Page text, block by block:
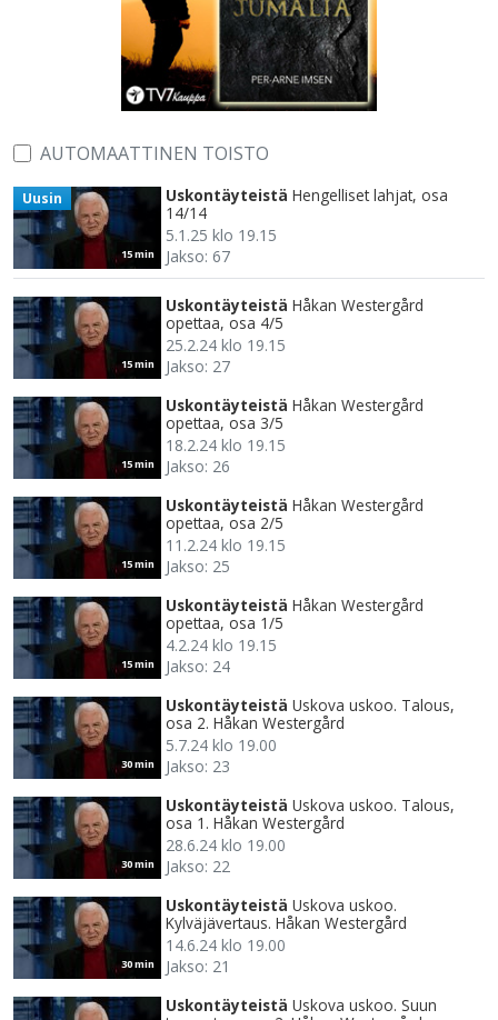
AUTOMAATTINEN TOISTO
15 min
Uusin Uskontäyteistä Hengelliset lahjat, osa
14/14
5.1.25 klo 19.15
Jakso: 67
15 min
Uskontäyteistä Håkan Westergård
opettaa, osa 4/5
25.2.24 klo 19.15
Jakso: 27
15 min
Uskontäyteistä Håkan Westergård
opettaa, osa 3/5
18.2.24 klo 19.15
Jakso: 26
15 min
Uskontäyteistä Håkan Westergård
opettaa, osa 2/5
11.2.24 klo 19.15
Jakso: 25
15 min
Uskontäyteistä Håkan Westergård
opettaa, osa 1/5
4.2.24 klo 19.15
Jakso: 24
30 min
Uskontäyteistä Uskova uskoo. Talous,
osa 2. Håkan Westergård
5.7.24 klo 19.00
Jakso: 23
30 min
Uskontäyteistä Uskova uskoo. Talous,
osa 1. Håkan Westergård
28.6.24 klo 19.00
Jakso: 22
30 min
Uskontäyteistä Uskova uskoo.
Kylväjävertaus. Håkan Westergård
14.6.24 klo 19.00
Jakso: 21
Uskontäyteistä Uskova uskoo. Suun